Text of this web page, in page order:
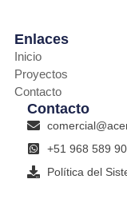
Enlaces
Inicio
Proyectos
Contacto
Contacto
+51 968 589
Política del